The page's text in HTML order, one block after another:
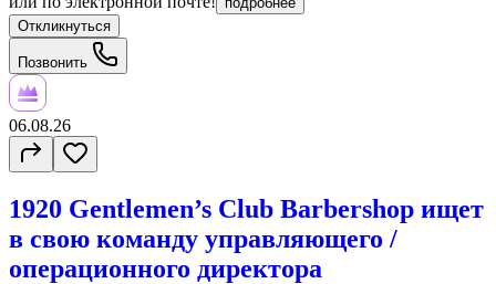
Откликнуться
Позвонить
06.08.26
1920 Gentlemen’s Club Barbershop ищет
в свою команду управляющего /
операционного директора